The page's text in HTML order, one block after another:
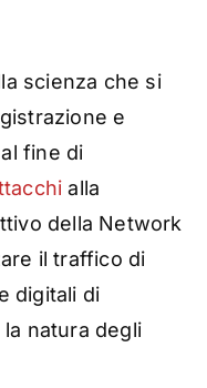
scienza che si
e
fine di
alla
della Network
il traffico di
digitali di
natura degli